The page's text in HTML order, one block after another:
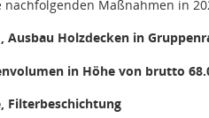
Maßnahmen in
Ausbau Holzdecken in
in Höhe von brutto
Filterbeschichtung